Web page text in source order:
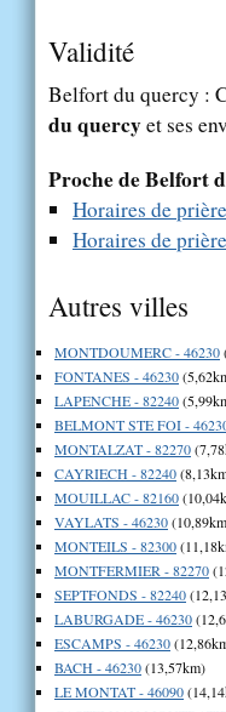
Validité
Belfort du quercy :
du quercyet ses
Proche de Belfort
Horaires de
Horaires de
Autres villes
MONTDOUMERC - 46230
FONTANES - 46230
LAPENCHE - 82240
BELMONT STE FOI -
MONTALZAT - 82270
CAYRIECH - 82240
MOUILLAC - 82160
VAYLATS - 46230
MONTEILS - 82300
MONTFERMIER - 82270
SEPTFONDS - 82240
LABURGADE - 46230
ESCAMPS - 46230
BACH - 46230(13,57km)
LE MONTAT - 46090